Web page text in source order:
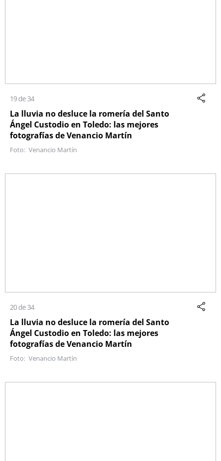
19 de 34
La lluvia no desluce la romería del Santo
Ángel Custodio en Toledo: las mejores
fotografías de Venancio Martín
Venancio Martín
20 de 34
La lluvia no desluce la romería del Santo
Ángel Custodio en Toledo: las mejores
fotografías de Venancio Martín
Venancio Martín